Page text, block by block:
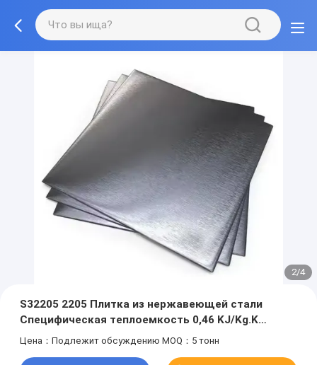
2/4
S32205 2205 Плитка из нержавеющей стали
Специфическая теплоемкость 0,46 KJ/Kg.K
Твердость ≤ 217HBW
Цена：Подлежит обсуждению MOQ：5 тонн